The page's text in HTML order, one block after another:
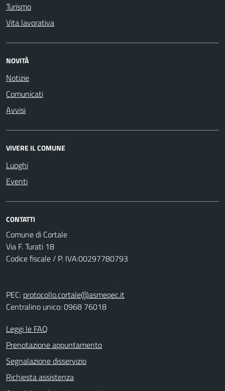
Turismo
Vita lavorativa
NOVITÀ
Notizie
Comunicati
Avvisi
VIVERE IL COMUNE
Luoghi
Eventi
CONTATTI
Comune di Cortale
Via F. Turati 18
Codice fiscale / P. IVA:00297780793
PEC: protocollo.cortale@asmepec.it
Centralino unico: 0968 76018
Leggi le FAQ
Prenotazione appuntamento
Segnalazione disservizio
Richiesta assistenza